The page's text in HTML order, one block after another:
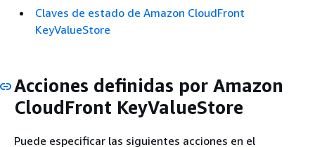
Claves de estado de Amazon CloudFront
KeyValueStore
Acciones definidas por Amazon
CloudFront KeyValueStore
Puede especificar las siguientes acciones en el